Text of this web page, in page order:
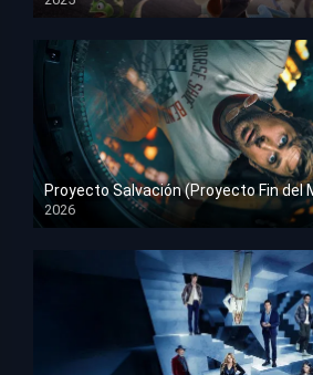
HD 1080p
Proyecto Salvación (Proyecto Fin del
2026
HD 1080p